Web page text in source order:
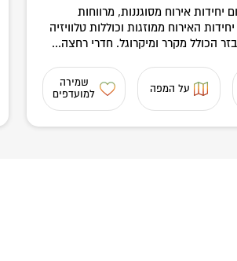
אירוח מסוגננות, מרווחות
האירוח ממוזגות וכוללות טלוויזיה
הכולל מקרר ומיקרוגל. חדרי רחצה...
על המפה
שמירה
למועדפים